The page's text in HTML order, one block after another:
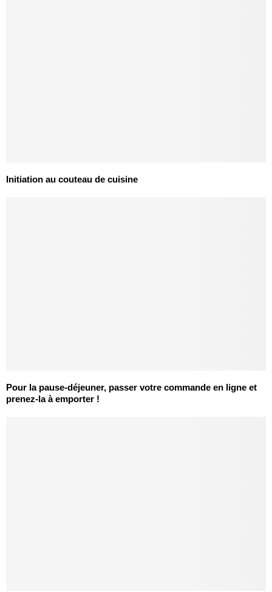
Initiation au couteau de cuisine
Pour la pause-déjeuner, passer votre commande en ligne et
prenez-la à emporter !